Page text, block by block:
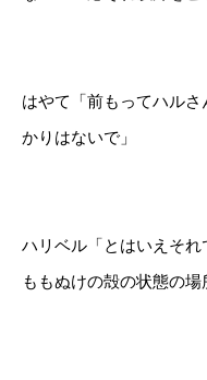
はやて「前もってハル
かりはないで」
ハリベル「とはいえそ
ももぬけの殻の状態の場